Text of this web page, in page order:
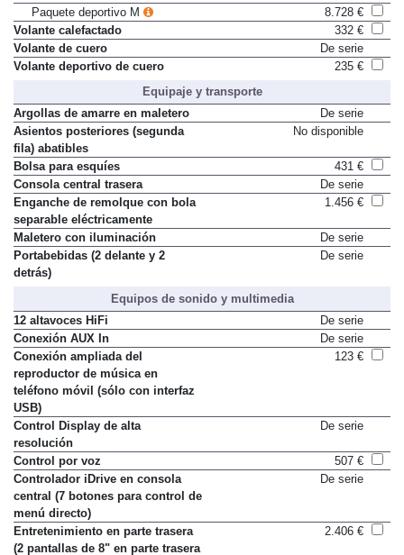
Volante M de cuero
358 €
Paquete deportivo M
8.728 €
Volante calefactado
332 €
Volante de cuero
De serie
Equipaje y transporte
Argollas de amarre en maletero
De serie
Asientos posteriores (segunda
fila) abatibles
Bolsa para esquíes
431 €
Consola central trasera
De serie
Enganche de remolque con bola
separable eléctricamente
Maletero con iluminación
De serie
Portabebidas (2 delante y 2
Equipos de sonido y multimedia
12 altavoces HiFi
De serie
Conexión AUX In
De serie
Conexión ampliada del
reproductor de música en
teléfono móvil (sólo con interfaz
USB)
Control Display de alta
resolución
Control por voz
507 €
Controlador iDrive en consola
central (7 botones para control de
menú directo)
Entretenimiento en parte trasera